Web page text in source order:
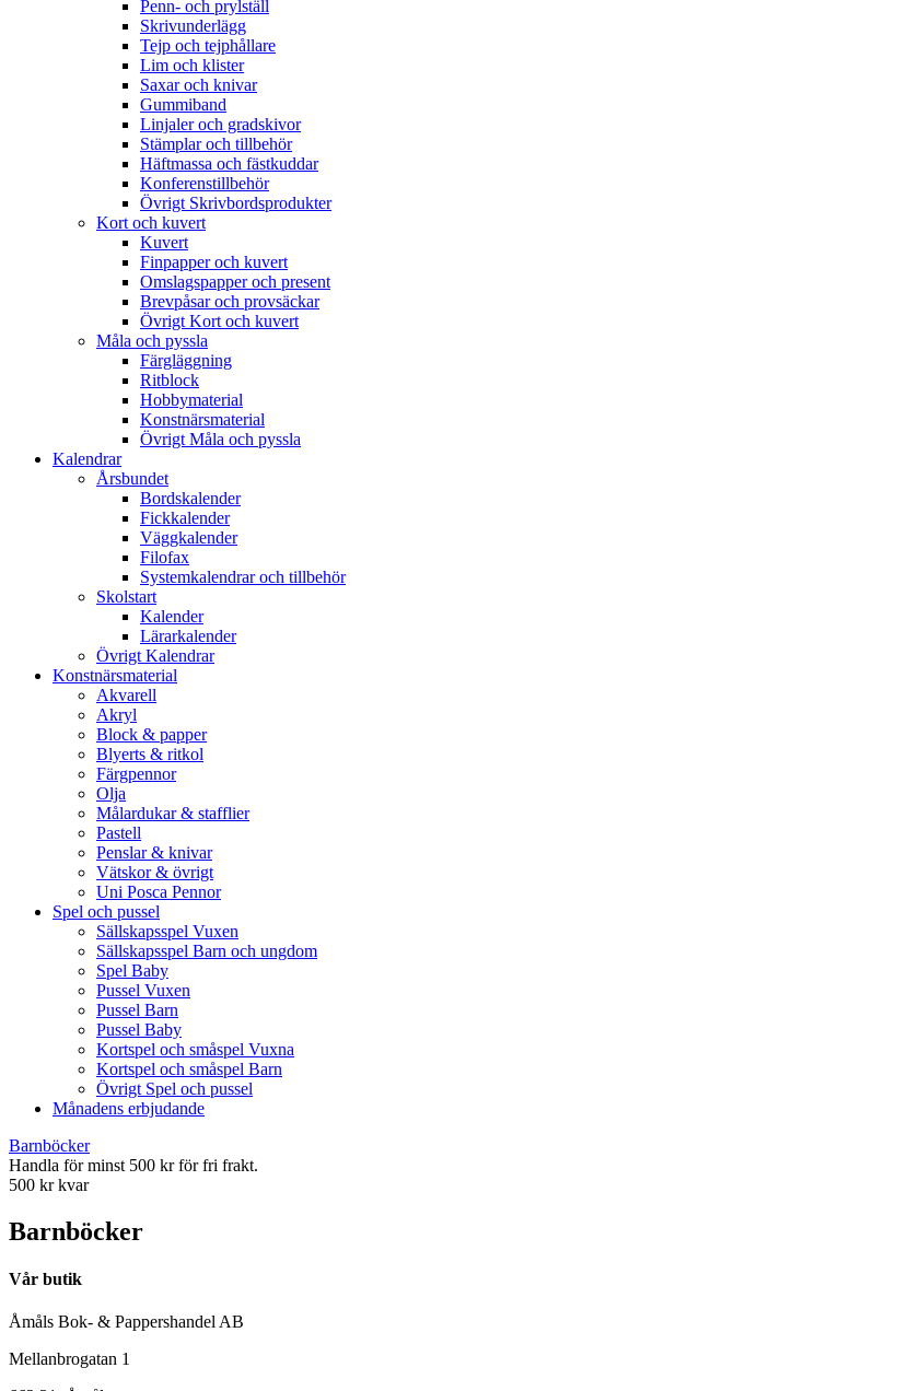
Penn- och prylställ
Skrivunderlägg
Tejp och tejphållare
Lim och klister
Saxar och knivar
Gummiband
Linjaler och gradskivor
Stämplar och tillbehör
Häftmassa och fästkuddar
Konferenstillbehör
Övrigt Skrivbordsprodukter
Kort och kuvert
Kuvert
Finpapper och kuvert
Omslagspapper och present
Brevpåsar och provsäckar
Övrigt Kort och kuvert
Måla och pyssla
Färgläggning
Ritblock
Hobbymaterial
Konstnärsmaterial
Övrigt Måla och pyssla
Kalendrar
Årsbundet
Bordskalender
Fickkalender
Väggkalender
Filofax
Systemkalendrar och tillbehör
Skolstart
Kalender
Lärarkalender
Övrigt Kalendrar
Konstnärsmaterial
Akvarell
Akryl
Block & papper
Blyerts & ritkol
Färgpennor
Olja
Målardukar & stafflier
Pastell
Penslar & knivar
Vätskor & övrigt
Uni Posca Pennor
Spel och pussel
Sällskapsspel Vuxen
Sällskapsspel Barn och ungdom
Spel Baby
Pussel Vuxen
Pussel Barn
Pussel Baby
Kortspel och småspel Vuxna
Kortspel och småspel Barn
Övrigt Spel och pussel
Månadens erbjudande
Barnböcker
Handla för minst 500 kr för fri frakt.
500 kr kvar
Barnböcker
Vår butik
Åmåls Bok- & Pappershandel AB
Mellanbrogatan 1